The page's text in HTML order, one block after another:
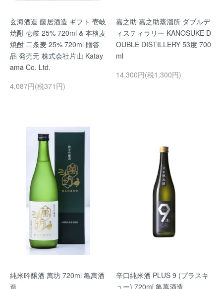
玄海酒造 藤居酒造 ギフト 壱岐
焼酎 壱岐 25% 720ml & 本格麦
焼酎 二条麦 25% 720ml 贈答
品 発売元 株式会社片山 Katay
ama Co. Ltd.
4,087円(税371円)
嘉之助 嘉之助蒸溜所 ダブルデ
ィスティラリー KANOSUKE D
OUBLE DISTILLERY 53度 700
ml
14,300円(税1,300円)
純米吟醸酒 萬坊 720ml 亀萬酒
造
辛口純米酒 PLUS 9 (プラスキ
ュー) 720ml 亀萬酒造